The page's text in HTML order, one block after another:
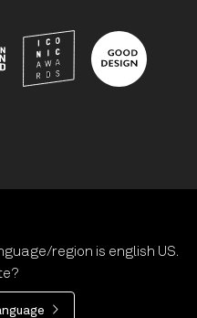
KG 2026
générales
des cookies
region is english US.